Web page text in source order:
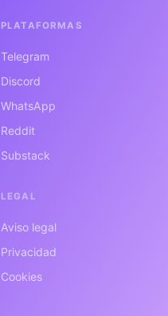
PLATAFORMAS
Telegram
Discord
WhatsApp
Reddit
Substack
LEGAL
Aviso legal
Privacidad
Cookies